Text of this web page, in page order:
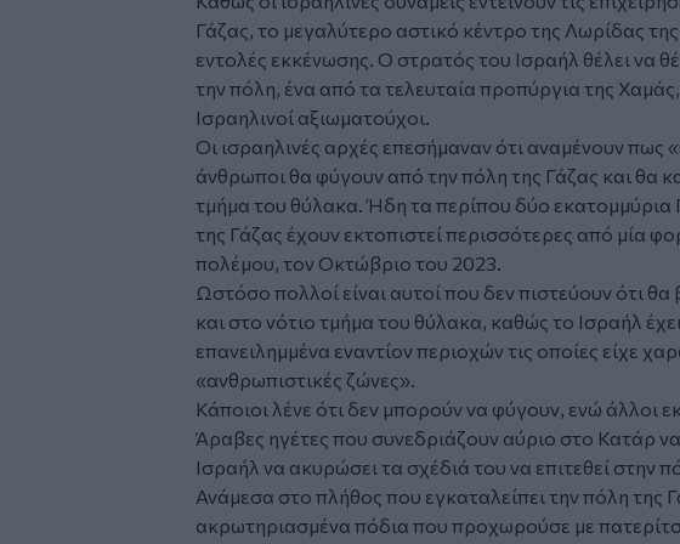
Γάζας, το μεγαλύτερο αστικό κέντρο της Λωρίδας
εντολές εκκένωσης. Ο στρατός του Ισραήλ θέλει να
την πόλη, ένα από τα τελευταία προπύργια της
Ισραηλινοί αξιωματούχοι.
Οι ισραηλινές αρχές επεσήμαναν ότι αναμένουν πως
άνθρωποι θα φύγουν από την πόλη της Γάζας και θα
τμήμα του θύλακα. Ήδη τα περίπου δύο εκατομμύρια
της Γάζας έχουν εκτοπιστεί περισσότερες από μία
πολέμου, τον Οκτώβριο του 2023.
Ωστόσο πολλοί είναι αυτοί που δεν πιστεύουν ότι
και στο νότιο τμήμα του θύλακα, καθώς το Ισραήλ
επανειλημμένα εναντίον περιοχών τις οποίες είχε
«ανθρωπιστικές ζώνες».
Κάποιοι λένε ότι δεν μπορούν να φύγουν, ενώ άλλοι
Άραβες ηγέτες που συνεδριάζουν αύριο στο Κατάρ
Ισραήλ να ακυρώσει τα σχέδιά του να επιτεθεί στην
Ανάμεσα στο πλήθος που εγκαταλείπει την πόλη της
ακρωτηριασμένα πόδια που προχωρούσε με